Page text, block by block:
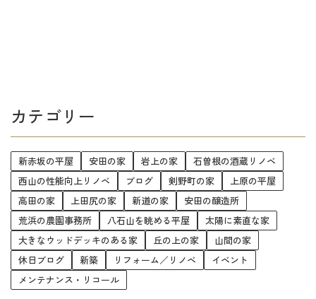
カテゴリー
新赤坂の平屋 安田の家 岩上の家
石曽根の酒蔵リノベ
西山の性能向上リノベ
ブログ 剣野町の家
上原の平屋
高田の家
上田尻の家 新道の家
安田の醸造所
荒浜の農園事務所
八石山を眺める平屋
太陽に素直な家
大きなウッドデッキのある家
丘の上の家
山間の家
休日ブログ
新築 リフォーム／リノベ
イベント
メンテナンス・リコール